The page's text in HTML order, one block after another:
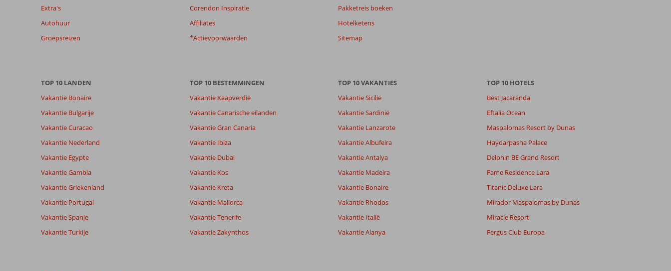
info
Extra's
Autohuur
Groepsreizen
Corendon Inspiratie
Affiliates
*Actievoorwaarden
Pakketreis boeken
Hotelketens
Sitemap
TOP 10 LANDEN
Vakantie Bonaire
Vakantie Bulgarije
Vakantie Curacao
Vakantie Nederland
Vakantie Egypte
Vakantie Gambia
Vakantie Griekenland
Vakantie Portugal
Vakantie Spanje
Vakantie Turkije
TOP 10 BESTEMMINGEN
Vakantie Kaapverdië
Vakantie Canarische eilanden
Vakantie Gran Canaria
Vakantie Ibiza
Vakantie Dubai
Vakantie Kos
Vakantie Kreta
Vakantie Mallorca
Vakantie Tenerife
Vakantie Zakynthos
TOP 10 VAKANTIES
Vakantie Sicilië
Vakantie Sardinië
Vakantie Lanzarote
Vakantie Albufeira
Vakantie Antalya
Vakantie Madeira
Vakantie Bonaire
Vakantie Rhodos
Vakantie Italië
Vakantie Alanya
TOP 10 HOTELS
Best Jacaranda
Eftalia Ocean
Maspalomas Resort by Dunas
Haydarpasha Palace
Delphin BE Grand Resort
Fame Residence Lara
Titanic Deluxe Lara
Mirador Maspalomas by Dunas
Miracle Resort
Fergus Club Europa